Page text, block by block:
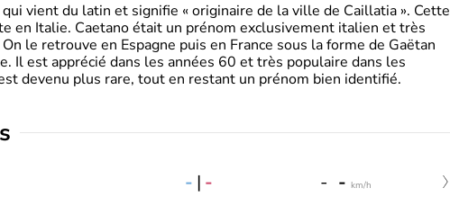
vient du latin et signifie « originaire de la ville de Caillatia ». Cette
en Italie. Caetano était un prénom exclusivement italien et très
le retrouve en Espagne puis en France sous la forme de Gaëtan
Il est apprécié dans les années 60 et très populaire dans les
devenu plus rare, tout en restant un prénom bien identifié.
- | - - - km/h